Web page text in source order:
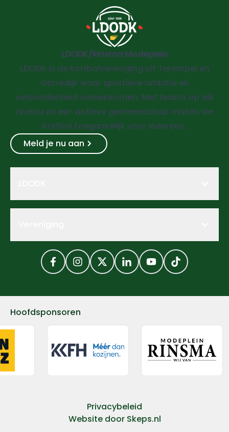
LDODK/Rinsma Modeplein
LDODK is de korfbalvereniging uit Terwispel en
Gorredijk waar sportieve ambitie en
verbondenheid samenkomen. Met teams op elk
niveau en een actieve gemeenschap maken we
korfbal toegankelijk voor iedereen.
Meld je nu aan
FacebookInstagram
TwitterLinkedInYouTubeTikTok
Hoofdsponsoren
Privacybeleid
Website door Skeps.nl